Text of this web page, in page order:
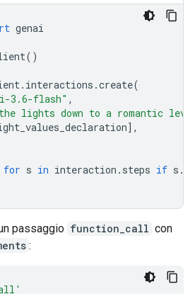
genai
()
. interactions .create(
3.6-flash" ,
lights down to a romantic
],
for s in interaction . steps if s .
passaggio function_call con
: